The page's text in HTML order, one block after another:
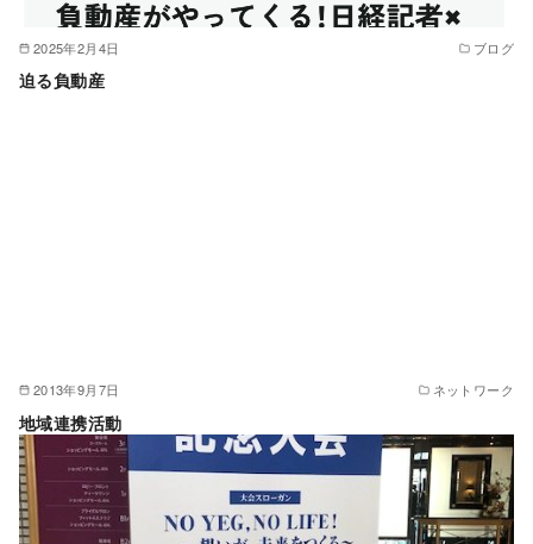
2025年2月4日 ブログ
迫る負動産
2013年9月7日 ネットワーク
地域連携活動